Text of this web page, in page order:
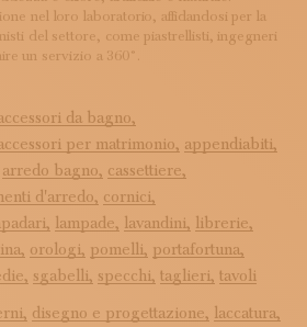
nel loro laboratorio, affidandosi per la
del settore, come piastrellisti, ingegneri
un servizio a 360°.
da bagno,
per matrimonio, appendiabiti,
arredo bagno, cassettiere,
d'arredo, cornici,
lampade, lavandini, librerie,
orologi, pomelli, portafortuna,
sgabelli, specchi, taglieri, tavoli
disegno e progettazione, laccatura,